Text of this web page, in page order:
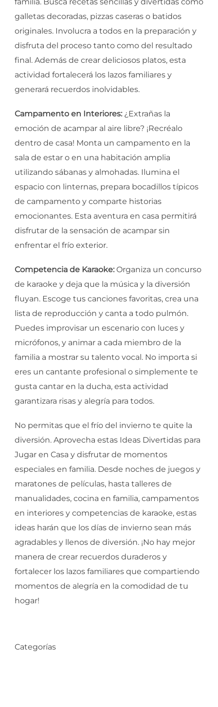
galletas decoradas, pizzas caseras o batidos
originales. Involucra a todos en la preparación y
disfruta del proceso tanto como del resultado
final. Además de crear deliciosos platos, esta
actividad fortalecerá los lazos familiares y
generará recuerdos inolvidables.
Campamento en Interiores: ¿Extrañas la
emoción de acampar al aire libre? ¡Recréalo
dentro de casa! Monta un campamento en la
sala de estar o en una habitación amplia
utilizando sábanas y almohadas. Ilumina el
espacio con linternas, prepara bocadillos típicos
de campamento y comparte historias
emocionantes. Esta aventura en casa permitirá
disfrutar de la sensación de acampar sin
enfrentar el frío exterior.
Competencia de Karaoke: Organiza un concurso
de karaoke y deja que la música y la diversión
fluyan. Escoge tus canciones favoritas, crea una
lista de reproducción y canta a todo pulmón.
Puedes improvisar un escenario con luces y
micrófonos, y animar a cada miembro de la
familia a mostrar su talento vocal. No importa si
eres un cantante profesional o simplemente te
gusta cantar en la ducha, esta actividad
garantizara risas y alegría para todos.
No permitas que el frío del invierno te quite la
diversión. Aprovecha estas Ideas Divertidas para
Jugar en Casa y disfrutar de momentos
especiales en familia. Desde noches de juegos y
maratones de películas, hasta talleres de
manualidades, cocina en familia, campamentos
en interiores y competencias de karaoke, estas
ideas harán que los días de invierno sean más
agradables y llenos de diversión. ¡No hay mejor
manera de crear recuerdos duraderos y
fortalecer los lazos familiares que compartiendo
momentos de alegría en la comodidad de tu
hogar!
Categorías